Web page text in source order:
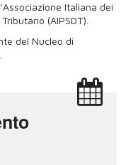
Italiana dei
(AIPSDT).
del Nucleo di